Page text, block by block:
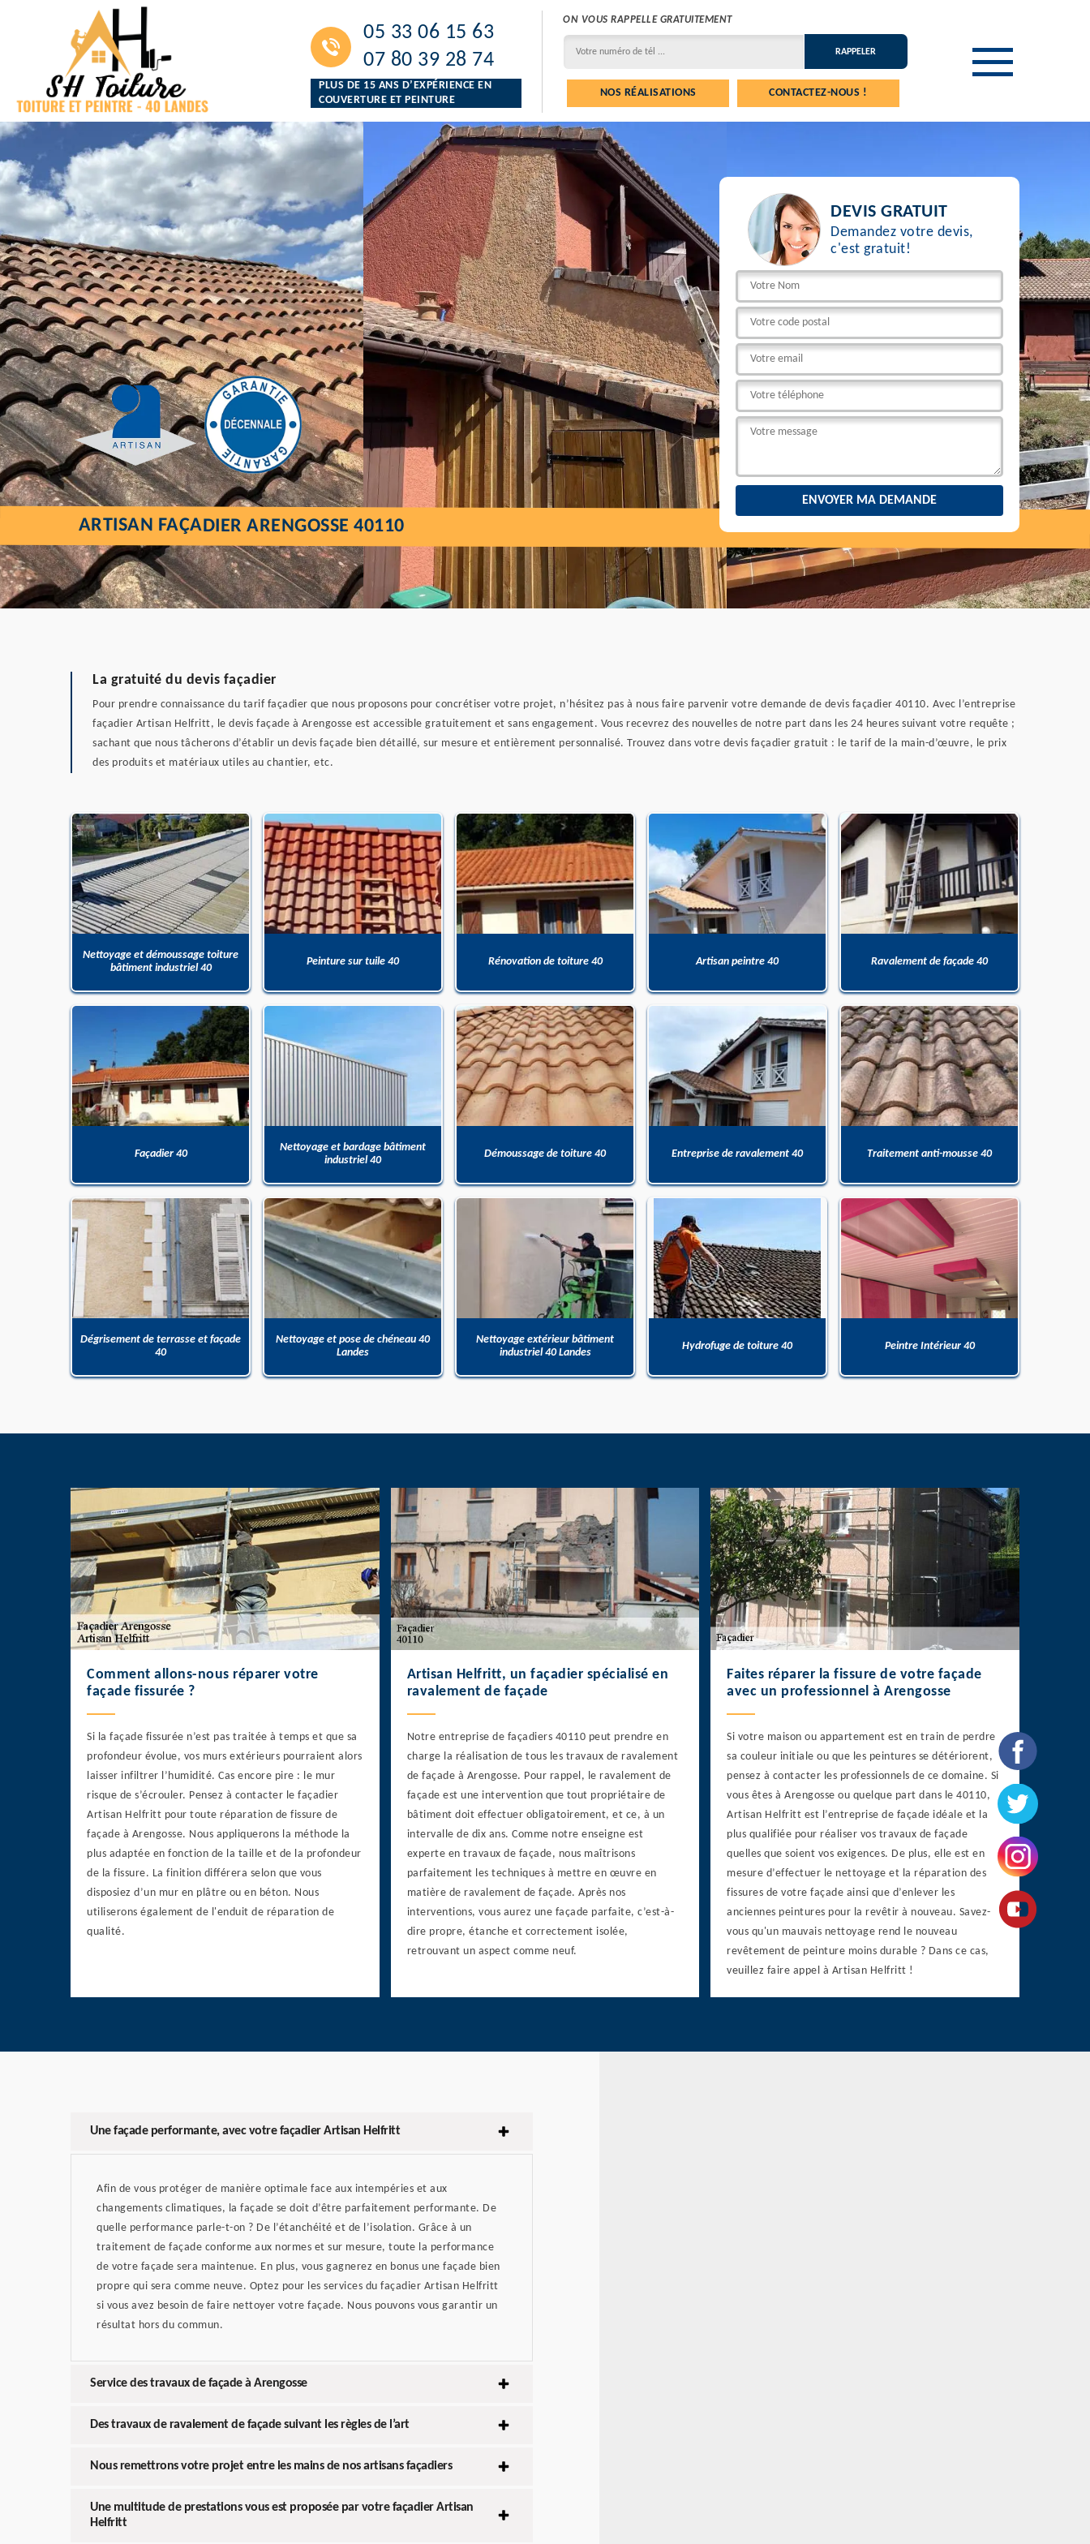
05 33 06 15 63
07 80 39 28 74
PLUS DE 15 ANS D’EXPÉRIENCE EN
COUVERTURE ET PEINTURE
ON VOUS RAPPELLE GRATUITEMENT
NOS RÉALISATIONS CONTACTEZ-NOUS !
DEVIS GRATUIT
Demandez votre devis,
c'est gratuit!
ARTISAN FAÇADIER ARENGOSSE 40110
La gratuité du devis façadier
Pour prendre connaissance du tarif façadier que nous proposons pour concrétiser votre projet, n’hésitez pas à nous faire parvenir votre demande de devis façadier 40110. Avec l’entreprise
façadier Artisan Helfritt, le devis façade à Arengosse est accessible gratuitement et sans engagement. Vous recevrez des nouvelles de notre part dans les 24 heures suivant votre requête ;
sachant que nous tâcherons d’établir un devis façade bien détaillé, sur mesure et entièrement personnalisé. Trouvez dans votre devis façadier gratuit : le tarif de la main-d’œuvre, le prix
des produits et matériaux utiles au chantier, etc.
Nettoyage et démoussage toiture
bâtiment industriel 40
Peinture sur tuile 40 Rénovation de toiture 40 Artisan peintre 40 Ravalement de façade 40
Façadier 40
Nettoyage et bardage bâtiment
industriel 40
Démoussage de toiture 40 Entreprise de ravalement 40 Traitement anti-mousse 40
Dégrisement de terrasse et façade
40
Nettoyage et pose de chéneau 40
Landes
Nettoyage extérieur bâtiment
industriel 40 Landes
Hydrofuge de toiture 40 Peintre Intérieur 40
Comment allons-nous réparer votre
façade fissurée ?
Si la façade fissurée n’est pas traitée à temps et que sa
profondeur évolue, vos murs extérieurs pourraient alors
laisser infiltrer l’humidité. Cas encore pire : le mur
risque de s’écrouler. Pensez à contacter le façadier
Artisan Helfritt pour toute réparation de fissure de
façade à Arengosse. Nous appliquerons la méthode la
plus adaptée en fonction de la taille et de la profondeur
de la fissure. La finition différera selon que vous
disposiez d’un mur en plâtre ou en béton. Nous
utiliserons également de l'enduit de réparation de
qualité.
Artisan Helfritt, un façadier spécialisé en
ravalement de façade
Notre entreprise de façadiers 40110 peut prendre en
charge la réalisation de tous les travaux de ravalement
de façade à Arengosse. Pour rappel, le ravalement de
façade est une intervention que tout propriétaire de
bâtiment doit effectuer obligatoirement, et ce, à un
intervalle de dix ans. Comme notre enseigne est
experte en travaux de façade, nous maîtrisons
parfaitement les techniques à mettre en œuvre en
matière de ravalement de façade. Après nos
interventions, vous aurez une façade parfaite, c’est-à-
dire propre, étanche et correctement isolée,
retrouvant un aspect comme neuf.
Faites réparer la fissure de votre façade
avec un professionnel à Arengosse
Si votre maison ou appartement est en train de perdre
sa couleur initiale ou que les peintures se détériorent,
pensez à contacter les professionnels de ce domaine. Si
vous êtes à Arengosse ou quelque part dans le 40110,
Artisan Helfritt est l’entreprise de façade idéale et la
plus qualifiée pour réaliser vos travaux de façade
quelles que soient vos exigences. De plus, elle est en
mesure d’effectuer le nettoyage et la réparation des
fissures de votre façade ainsi que d’enlever les
anciennes peintures pour la revêtir à nouveau. Savez-
vous qu'un mauvais nettoyage rend le nouveau
revêtement de peinture moins durable ? Dans ce cas,
veuillez faire appel à Artisan Helfritt !
Une façade performante, avec votre façadier Artisan Helfritt
Afin de vous protéger de manière optimale face aux intempéries et aux
changements climatiques, la façade se doit d’être parfaitement performante. De
quelle performance parle-t-on ? De l’étanchéité et de l’isolation. Grâce à un
traitement de façade conforme aux normes et sur mesure, toute la performance
de votre façade sera maintenue. En plus, vous gagnerez en bonus une façade bien
propre qui sera comme neuve. Optez pour les services du façadier Artisan Helfritt
si vous avez besoin de faire nettoyer votre façade. Nous pouvons vous garantir un
résultat hors du commun.
Service des travaux de façade à Arengosse
Des travaux de ravalement de façade suivant les règles de l’art
Nous remettrons votre projet entre les mains de nos artisans façadiers
Une multitude de prestations vous est proposée par votre façadier Artisan
Helfritt